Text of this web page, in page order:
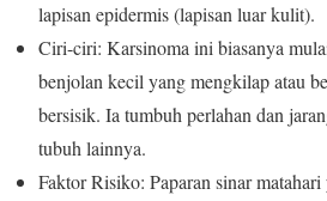
lapisan epidermis (lapisan luar kulit).
Ciri-ciri: Karsinoma ini biasanya
benjolan kecil yang mengkilap atau
bersisik. Ia tumbuh perlahan dan
tubuh lainnya.
Faktor Risiko: Paparan sinar